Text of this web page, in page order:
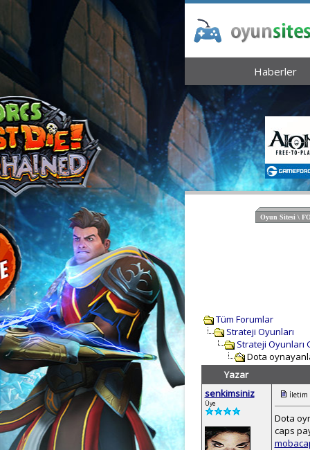
Haberler
Oyun Sitesi \
Tüm Forumlar
Strateji Oyunları
Strateji Oyunları
Dota
Yazar
senkimsiniz
Üye
Dota
caps